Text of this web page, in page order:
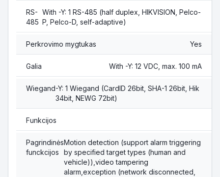
RS-
485
With -Y: 1 RS-485 (half duplex, HIKVISION, Pelco-
P, Pelco-D, self-adaptive)
Perkrovimo mygtukas Yes
Galia With -Y: 12 VDC, max. 100 mA
Wiegand-Y: 1 Wiegand (CardID 26bit, SHA-1 26bit, Hik
34bit, NEWG 72bit)
Funkcijos
Pagrindinės
funckcijos
Motion detection (support alarm triggering
by specified target types (human and
vehicle)),video tampering
alarm,exception (network disconnected,